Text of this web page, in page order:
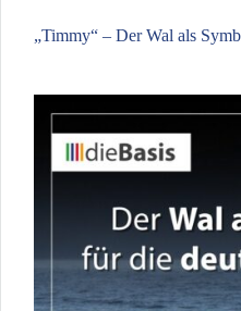
„Timmy“ – Der Wal als